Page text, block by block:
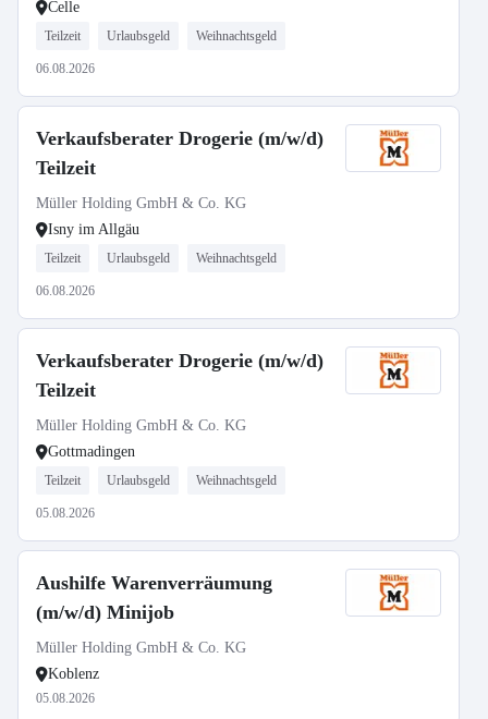
Celle
Teilzeit Urlaubsgeld Weihnachtsgeld
06.08.2026
Verkaufsberater Drogerie (m/w/d)
Teilzeit
Müller Holding GmbH & Co. KG
Isny im Allgäu
Teilzeit Urlaubsgeld Weihnachtsgeld
06.08.2026
Verkaufsberater Drogerie (m/w/d)
Teilzeit
Müller Holding GmbH & Co. KG
Gottmadingen
Teilzeit Urlaubsgeld Weihnachtsgeld
05.08.2026
Aushilfe Warenverräumung
(m/w/d) Minijob
Müller Holding GmbH & Co. KG
Koblenz
05.08.2026